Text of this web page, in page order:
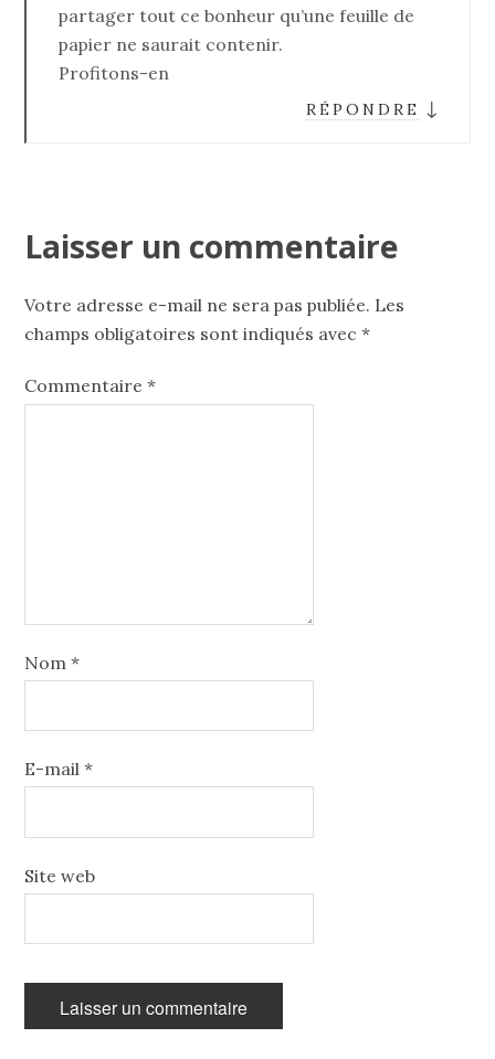
partager tout ce bonheur qu’une feuille de
papier ne saurait contenir.
Profitons-en
RÉPONDRE ↓
Laisser un commentaire
Votre adresse e-mail ne sera pas publiée. Les
champs obligatoires sont indiqués avec*
Commentaire*
Nom*
E-mail*
Site web